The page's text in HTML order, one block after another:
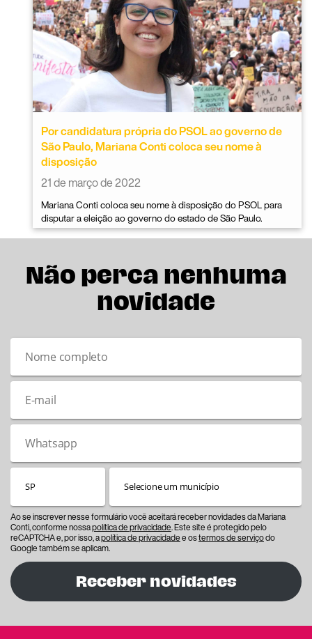
Por candidatura própria do PSOL ao governo de
São Paulo, Mariana Conti coloca seu nome à
disposição
21 de março de 2022
Mariana Conti coloca seu nome à disposição do PSOL para
disputar a eleição ao governo do estado de São Paulo.
Não perca nenhuma
novidade
Ao se inscrever nesse formulário você aceitará receber novidades da Mariana
Conti, conforme nossapolítica de privacidade. Este site é protegido pelo
reCAPTCHA e, por isso, apolítica de privacidadee ostermos de serviçodo
Google também se aplicam.
Receber novidades